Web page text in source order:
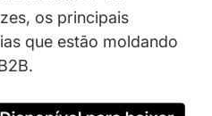
os principais
que estão moldando